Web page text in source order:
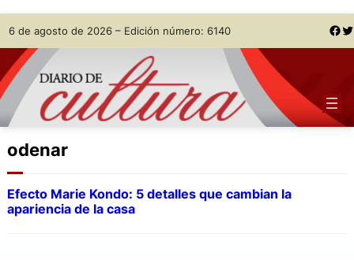
Skip
to
content
6 de agosto de 2026 – Edición número: 6140 Facebook Twitter
odenar
Efecto Marie Kondo: 5 detalles que cambian la
apariencia de la casa